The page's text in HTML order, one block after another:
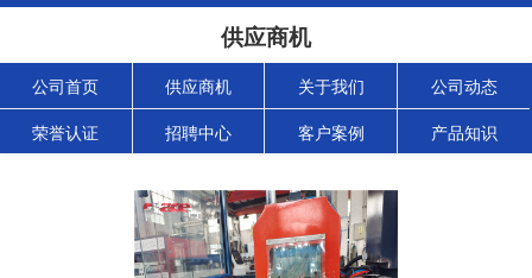
供应商机
公司首页 供应商机 关于我们 公司动态
荣誉认证 招聘中心 客户案例 产品知识